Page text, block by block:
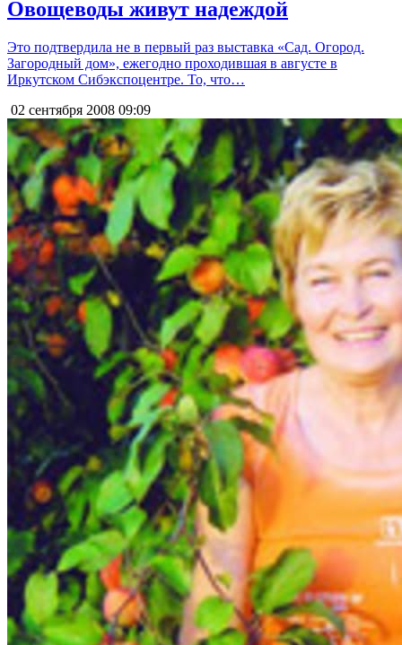
Овощеводы живут надеждой
Это подтвердила не в первый раз выставка «Сад. Огород.
Загородный дом», ежегодно проходившая в августе в
Иркутском Сибэкспоцентре. То, что…
02 сентября 2008 09:09